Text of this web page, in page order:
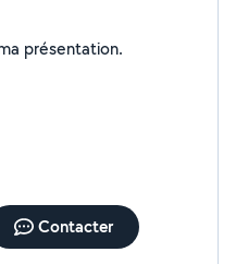
Je n'ai pas encore renseigné ma présentation.
Contacter